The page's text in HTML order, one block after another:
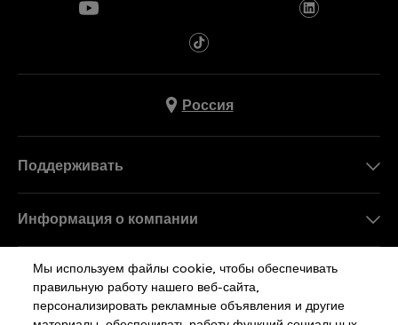
Россия
Поддерживать
Информация о компании
Работа в Swatch
Sitemap
Мы используем файлы cookie, чтобы обеспечивать
правильную работу нашего веб-сайта,
персонализировать рекламные объявления и другие